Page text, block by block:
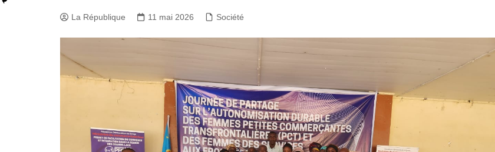
La République 11 mai 2026 Société